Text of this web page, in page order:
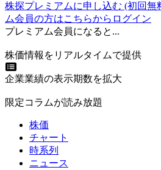
株探プレミアムに申し込む (初回無
ム会員の方はこちらからログイン
プレミアム会員になると...
株価情報をリアルタイムで提供
企業業績の表示期数を拡大
限定コラムが読み放題
株価
チャート
時系列
ニュース